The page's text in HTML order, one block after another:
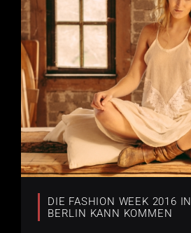
DIE FASHION WEEK 2016 IN
BERLIN KANN KOMMEN